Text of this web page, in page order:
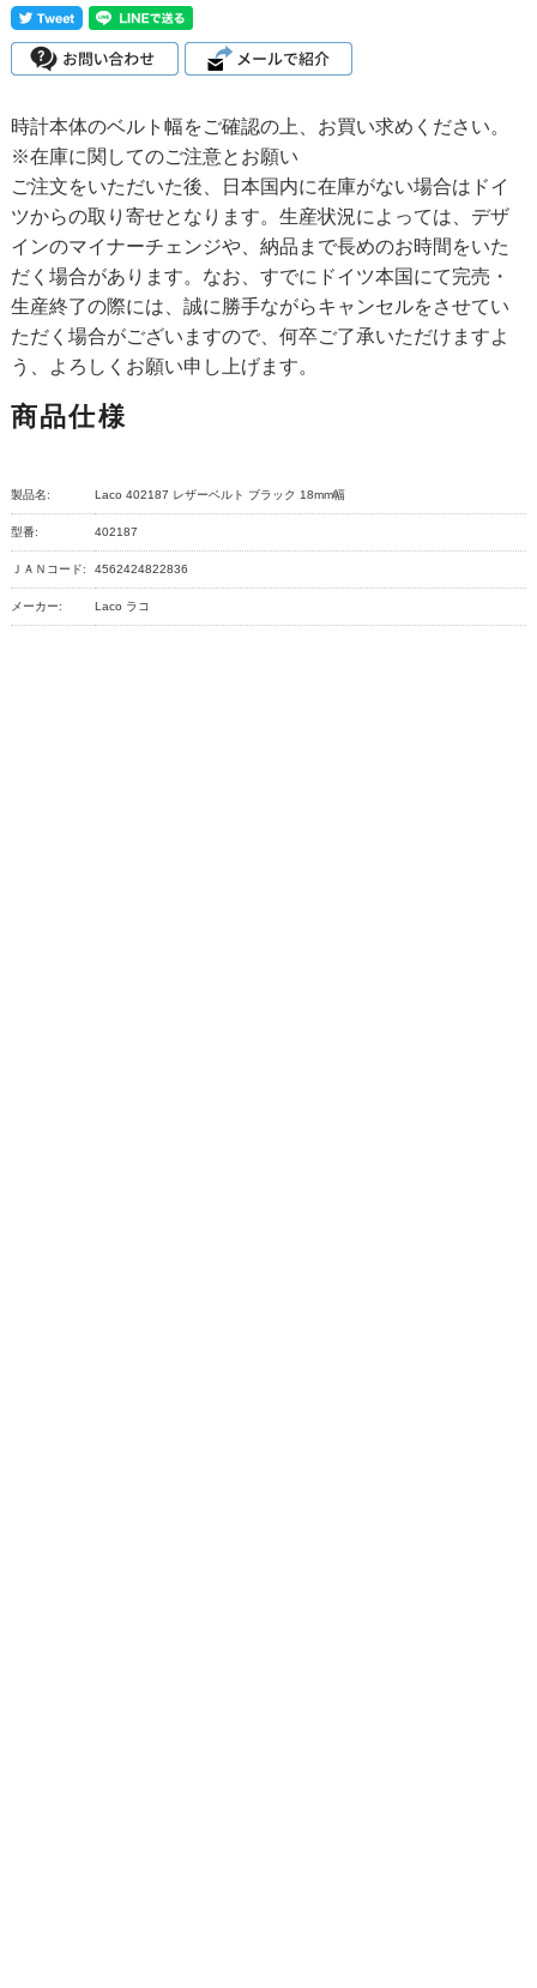
時計本体のベルト幅をご確認の上、お買い求めください。
※在庫に関してのご注意とお願い
ご注文をいただいた後、日本国内に在庫がない場合はドイ
ツからの取り寄せとなります。生産状況によっては、デザ
インのマイナーチェンジや、納品まで長めのお時間をいた
だく場合があります。なお、すでにドイツ本国にて完売・
生産終了の際には、誠に勝手ながらキャンセルをさせてい
ただく場合がございますので、何卒ご了承いただけますよ
う、よろしくお願い申し上げます。
商品仕様
製品名: Laco 402187 レザーベルト ブラック 18mm幅
型番: 402187
ＪＡＮコード: 4562424822836
メーカー: Laco ラコ